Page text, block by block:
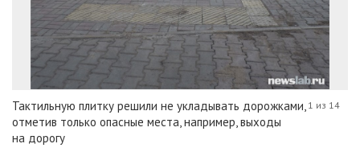
Тактильную плитку решили не укладывать дорожками,
отметив только опасные места, например, выходы
на дорогу
1 из 14